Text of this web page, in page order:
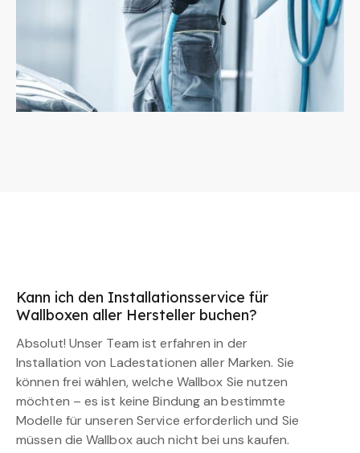
Kann ich den Installationsservice für
Wallboxen aller Hersteller buchen?
Absolut! Unser Team ist erfahren in der
Installation von Ladestationen aller Marken. Sie
können frei wählen, welche Wallbox Sie nutzen
möchten – es ist keine Bindung an bestimmte
Modelle für unseren Service erforderlich und Sie
müssen die Wallbox auch nicht bei uns kaufen.